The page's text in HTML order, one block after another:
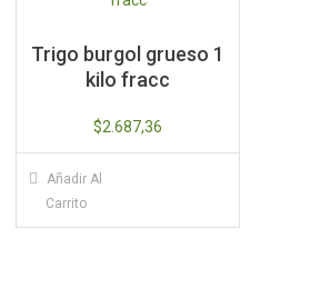
Trigo burgol grueso 1
kilo fracc
$2.687,36
Añadir Al
Carrito